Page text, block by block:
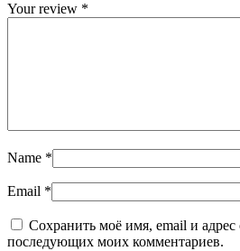
Your review *
Name *
Email *
Сохранить моё имя, email и адрес
последующих моих комментариев.